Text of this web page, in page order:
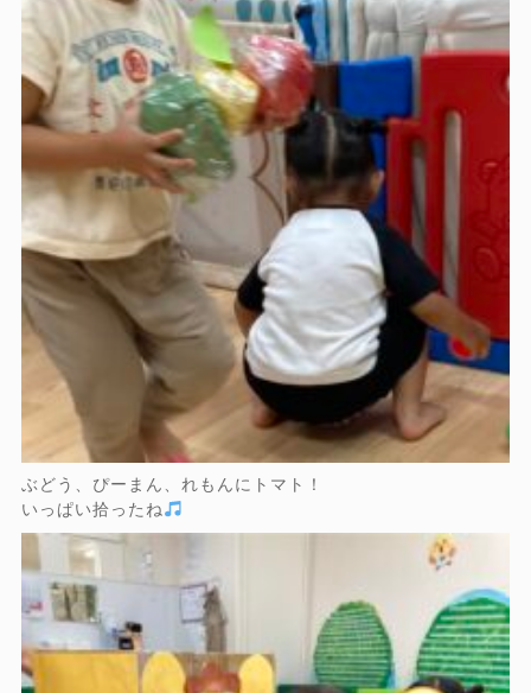
ぶどう、ぴーまん、れもんにトマト！
いっぱい拾ったね